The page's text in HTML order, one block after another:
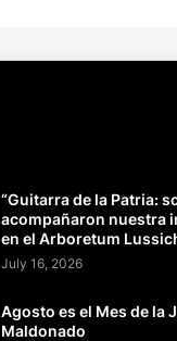
“Guitarra de la Patria:
acompañaron nuestra
en el Arboretum
July 16, 2026
Agosto es el Mes de la
Maldonado